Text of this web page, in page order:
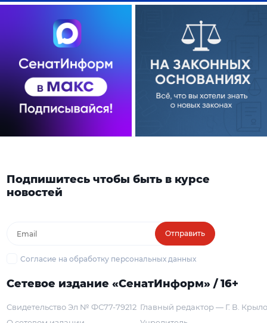
Подпишитесь чтобы быть в курсе
новостей
Отправить
Согласие на обработку персональных данных
Сетевое издание «СенатИнформ» / 16+
Свидетельство Эл № ФС77-79212 Главный редактор — Г. В.